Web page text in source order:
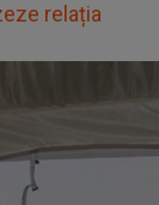
relația